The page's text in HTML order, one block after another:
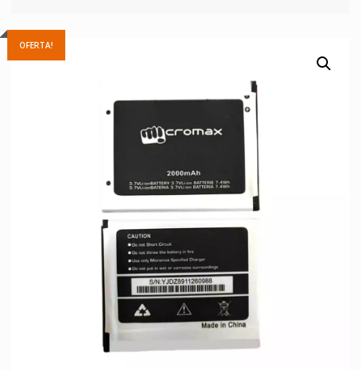
OFERTA!